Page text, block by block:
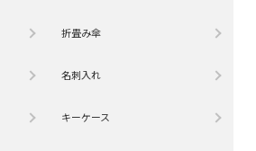
折畳み傘
名刺入れ
キーケース